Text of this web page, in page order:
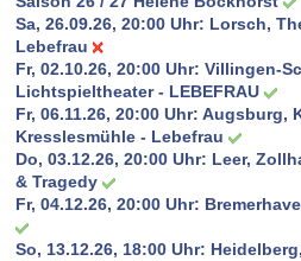
Sa, 26.09.26, 20:00 Uhr: Lorsch,
Lebefrau
Fr, 02.10.26, 20:00 Uhr: Villingen-
Lichtspieltheater - LEBEFRAU
Fr, 06.11.26, 20:00 Uhr: Augsburg,
Kresslesmühle - Lebefrau
Do, 03.12.26, 20:00 Uhr: Leer,
& Tragedy
Fr, 04.12.26, 20:00 Uhr:
So, 13.12.26, 18:00 Uhr: